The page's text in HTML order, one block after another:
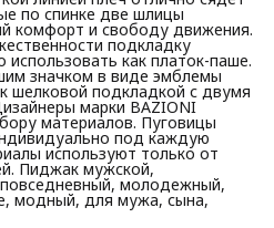
по спинке две шлицы
комфорт и свободу движения.
подкладку
как платок-паше.
значком в виде эмблемы
шелковой подкладкой с двумя
марки BAZIONI
материалов. Пуговицы
под каждую
используют только от
Пиджак мужской,
молодежный,
модный, для мужа, сына,